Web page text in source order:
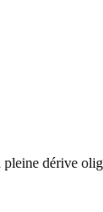
dérive